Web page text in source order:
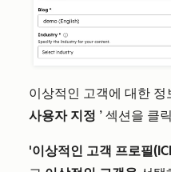
이상적인 고객에 대한 정
사용자 지정 ’ 섹션을 클
'이상적인 고객 프로필